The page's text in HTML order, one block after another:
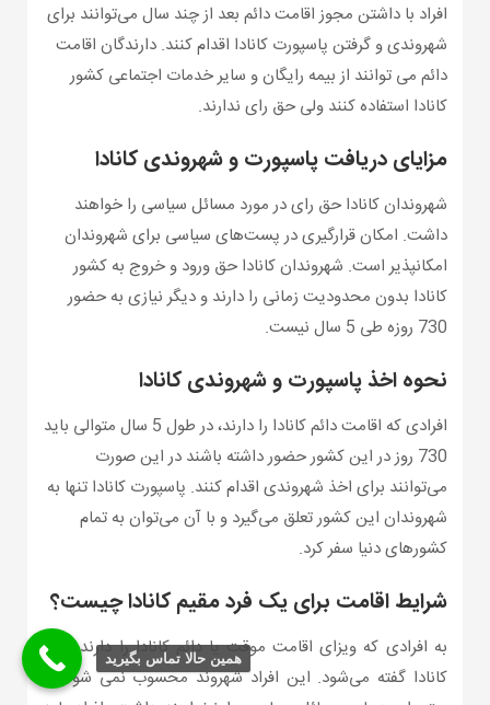
افراد با داشتن مجوز اقامت دائم بعد از چند سال می‌توانند برای
شهروندی و گرفتن پاسپورت کانادا اقدام کنند. دارندگان اقامت
دائم می توانند از بیمه رایگان و سایر خدمات اجتماعی کشور
کانادا استفاده کنند ولی حق رای ندارند.
مزایای دریافت پاسپورت و شهروندی کانادا
شهروندان کانادا حق رای در مورد مسائل سیاسی را خواهند
داشت. امکان قرارگیری در پست‌های سیاسی برای شهروندان
امکانپذیر است. شهروندان کانادا حق ورود و خروج به کشور
کانادا بدون محدودیت زمانی را دارند و دیگر نیازی به حضور
730 روزه طی 5 سال نیست.
نحوه اخذ پاسپورت و شهروندی کانادا
افرادی که اقامت دائم کانادا را دارند، در طول 5 سال متوالی باید
730 روز در این کشور حضور داشته باشند در این صورت
می‌توانند برای اخذ شهروندی اقدام کنند. پاسپورت کانادا تنها به
شهروندان این کشور تعلق می‌گیرد و با آن می‌توان به تمام
کشورهای دنیا سفر کرد.
شرایط اقامت برای یک فرد مقیم کانادا چیست؟
به افرادی که ویزای اقامت موقت یا دائم کانادا را دارند مقیم
کانادا گفته می‌شود. این افراد شهروند محسوب نمی شوند و
همین حالا تماس بگیرید